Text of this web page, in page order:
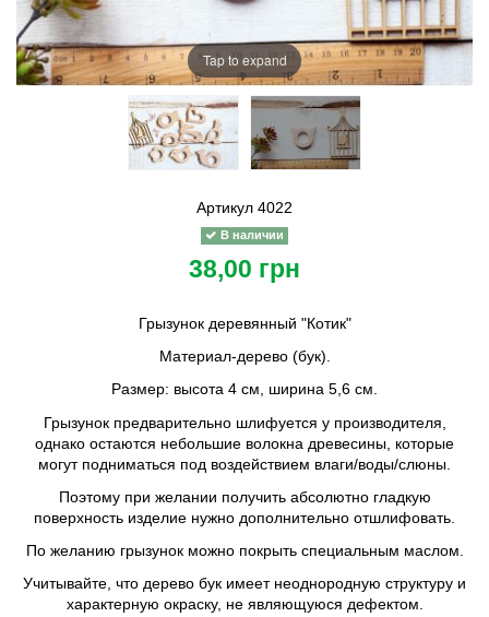
Tap to expand
Артикул 4022
В наличии
38,00 грн
Грызунок деревянный "Котик"
Материал-дерево (бук).
Размер: высота 4 см, ширина 5,6 см.
Грызунок предварительно шлифуется у производителя,
однако остаются небольшие волокна древесины, которые
могут подниматься под воздействием влаги/воды/слюны.
Поэтому при желании получить абсолютно гладкую
поверхность изделие нужно дополнительно отшлифовать.
По желанию грызунок можно покрыть специальным маслом.
Учитывайте, что дерево бук имеет неоднородную структуру и
характерную окраску, не являющуюся дефектом.